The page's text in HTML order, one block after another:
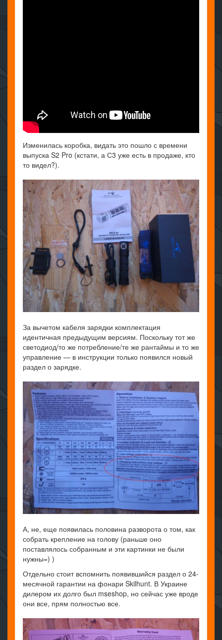
Изменилась коробка, видать это пошло с времени
выпуска S2 Pro (кстати, а С3 уже есть в продаже, кто
то видел?).
За вычетом кабеля зарядки комплектация
идентичная предыдущим версиям. Поскольку тот же
светодиод/то же потребление/те же рантаймы и то же
управление — в инструкции только появился новый
раздел о зарядке.
А, не, еще появилась половина разворота о том, как
собрать крепление на голову (раньше оно
поставлялось собранным и эти картинки не были
нужны=) )
Отдельно стоит вспомнить появившийся раздел о 24-
месячной гарантии на фонари Skilhunt. В Украине
дилером их долго был mseshop, но сейчас уже вроде
они все, прям полностью все.